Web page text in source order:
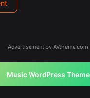
Advertisement by AVtheme.com
Music WordPress Theme